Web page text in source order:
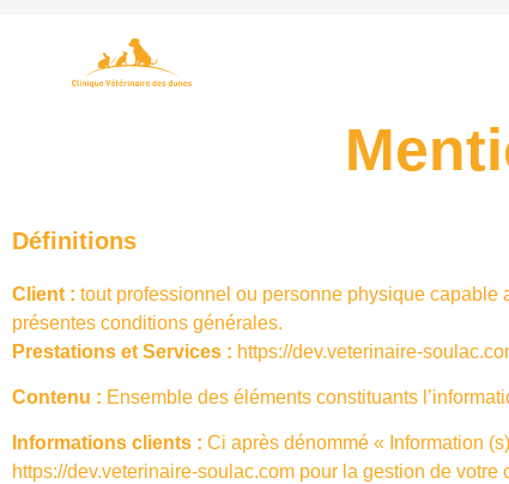
Définitions
Client : tout professionnel ou personne physique
présentes conditions générales.
Prestations et Services : https://dev.veterinaire-
Contenu : Ensemble des éléments constituants
Informations clients : Ci après dénommé « Information
https://dev.veterinaire-soulac.com pour la gestion de votre